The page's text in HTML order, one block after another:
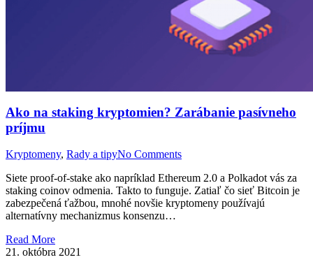
Ako na staking kryptomien? Zarábanie pasívneho
príjmu
Kryptomeny, Rady a tipyNo Comments
Siete proof-of-stake ako napríklad Ethereum 2.0 a Polkadot vás za
staking coinov odmenia. Takto to funguje. Zatiaľ čo sieť Bitcoin je
zabezpečená ťažbou, mnohé novšie kryptomeny používajú
alternatívny mechanizmus konsenzu…
Read More
21. októbra 2021